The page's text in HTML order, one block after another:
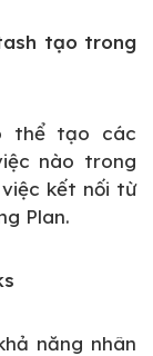
tạo trong
thể tạo các
nào trong
kết nối từ
Plan.
năng nhân